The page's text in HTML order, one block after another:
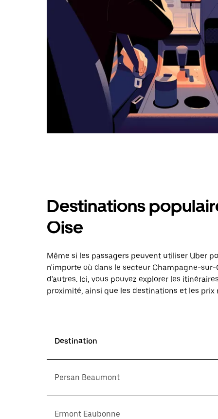
calendrier.
Destinations
Oise
Même si les passagers peuvent utiliser Uber
n'importe où dans le secteur Champagne-
d'autres. Ici, vous pouvez explorer les
proximité, ainsi que les destinations et les prix
Destination
Persan Beaumont
Ermont Eaubonne